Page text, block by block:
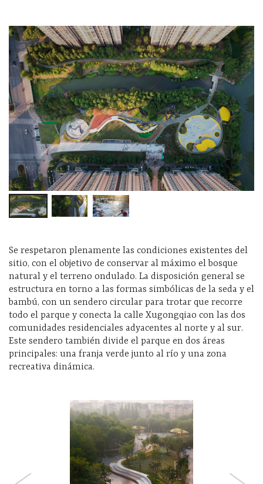
Se respetaron plenamente las condiciones existentes del
sitio, con el objetivo de conservar al máximo el bosque
natural y el terreno ondulado. La disposición general se
estructura en torno a las formas simbólicas de la seda y el
bambú, con un sendero circular para trotar que recorre
todo el parque y conecta la calle Xugongqiao con las dos
comunidades residenciales adyacentes al norte y al sur.
Este sendero también divide el parque en dos áreas
principales: una franja verde junto al río y una zona
recreativa dinámica.